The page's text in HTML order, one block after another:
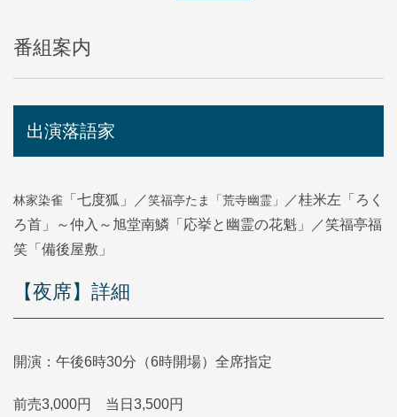
番組案内
出演落語家
林家染雀 「七度狐」／笑福亭たま「荒寺幽霊」
／桂米左「ろく
ろ首」～仲入～旭堂南鱗「応挙と幽霊の花魁」／笑福亭福
笑「備後屋敷」
【夜席】詳細
開演：午後6時30分（6時開場）全席指定
前売3,000円 当日3,500円